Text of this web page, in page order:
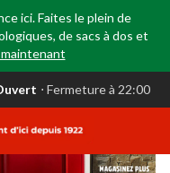
ici. Faites le plein de
de sacs à dos et
⋅ Fermeture à 22:00